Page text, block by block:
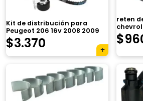
Kit de distribución para
Peugeot 206 16v 2008 2009
$3.370
reten
$